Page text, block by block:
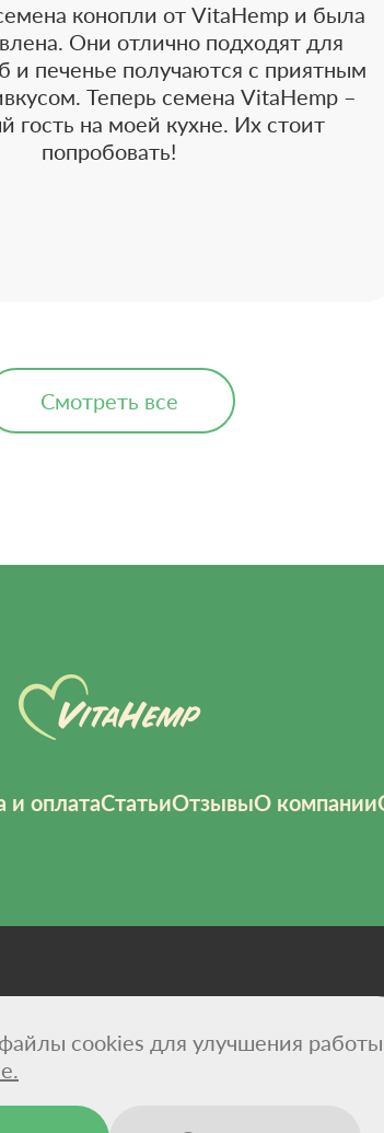
конопли от VitaHemp и была
Они отлично подходят для
и печенье получаются с приятным
Теперь семена VitaHemp –
гость на моей кухне. Их стоит
попробовать!
Смотреть все
и оплатаСтатьиОтзывыО компании
Договор-офертаСертификаты
CBD и конопляные суперфуды для
cookies для улучшения работы